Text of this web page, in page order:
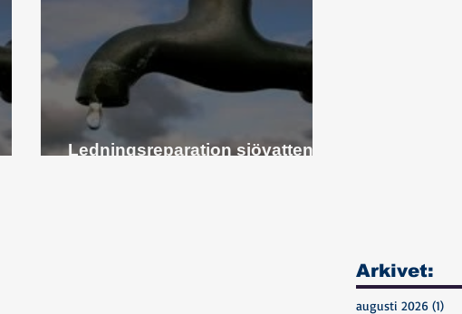
Ledningsreparation sjövatten v
Arkivet:
augusti 2026 (1)